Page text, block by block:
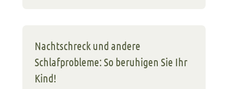
Nachtschreck und andere
Schlafprobleme: So beruhigen Sie Ihr
Kind!